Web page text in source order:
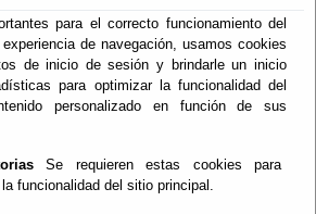
para el correcto funcionamiento del
de navegación, usamos cookies
de inicio de sesión y brindarle un inicio
para optimizar la funcionalidad del
personalizado en función de sus
Se requieren estas cookies para
funcionalidad del sitio principal.